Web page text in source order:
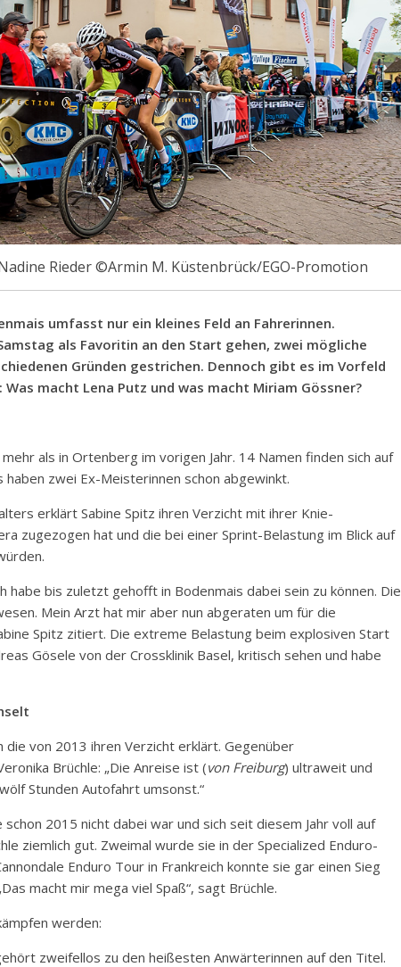
Rieder ©Armin M. Küstenbrück/EGO-Promotion
umfasst nur ein kleines Feld an Fahrerinnen.
als Favoritin an den Start gehen, zwei mögliche
Gründen gestrichen. Dennoch gibt es im Vorfeld
macht Lena Putz und was macht Miriam Gössner?
als in Ortenberg im vorigen Jahr. 14 Namen finden sich auf
zwei Ex-Meisterinnen schon abgewinkt.
erklärt Sabine Spitz ihren Verzicht mit ihrer Knie-
zugezogen hat und die bei einer Sprint-Belastung im Blick auf
habe bis zuletzt gehofft in Bodenmais dabei sein zu können. Die
Mein Arzt hat mir aber nun abgeraten um für die
Spitz zitiert. Die extreme Belastung beim explosiven Start
Gösele von der Crossklinik Basel, kritisch sehen und habe
von 2013 ihren Verzicht erklärt. Gegenüber
Brüchle: „Die Anreise ist (von Freiburg) ultraweit und
Stunden Autofahrt umsonst.“
2015 nicht dabei war und sich seit diesem Jahr voll auf
ziemlich gut. Zweimal wurde sie in der Specialized Enduro-
Enduro Tour in Frankreich konnte sie gar einen Sieg
macht mir mega viel Spaß“, sagt Brüchle.
werden:
zweifellos zu den heißesten Anwärterinnen auf den Titel.